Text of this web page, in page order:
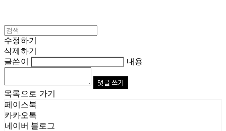
수정하기
삭제하기
글쓴이
내용
댓글 쓰기
목록으로 가기
페이스북
카카오톡
네이버 블로그